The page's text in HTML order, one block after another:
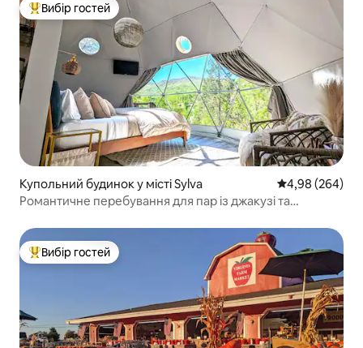
Топ вибір гостей
Вибір гостей
Купольний будинок у місті Sylva Середня
4,98 (264)
Романтичне перебування для пар із джакузі та
Топ вибір гостей
Вибір гостей